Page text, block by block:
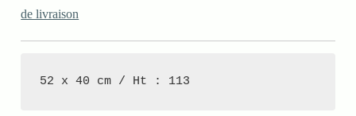
de livraison
52 x 40 cm / Ht : 113